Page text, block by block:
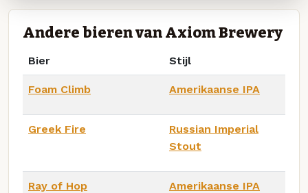
Andere bieren van Axiom Brewery
Bier Stijl
Foam Climb Amerikaanse IPA
Greek Fire
Russian Imperial
Stout
Ray of Hop Amerikaanse IPA